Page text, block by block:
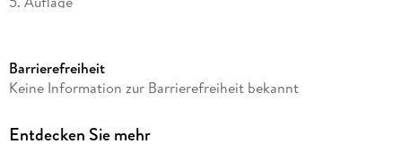
Reihe
Autor/Autorin
Barrierefreiheit
Keine Information zur Barrierefreiheit bekannt
Entdecken Sie mehr